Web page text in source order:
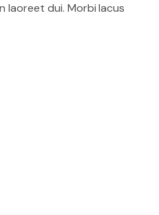
laoreet dui. Morbi lacus